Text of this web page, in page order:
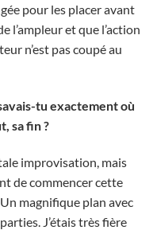
pour les placer avant
l’ampleur et que l’action
n’est pas coupé au
tu exactement où
sa fin ?
improvisation, mais
de commencer cette
magnifique plan avec
J’étais très fière